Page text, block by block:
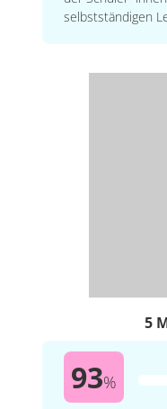
selbstständigen
5
93%